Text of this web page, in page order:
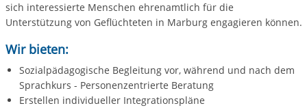
sich interessierte Menschen ehrenamtlich für die
Unterstützung von Geflüchteten in Marburg engagieren können.
Wir bieten:
Sozialpädagogische Begleitung vor, während und nach dem
Sprachkurs - Personenzentrierte Beratung
Erstellen individueller Integrationspläne